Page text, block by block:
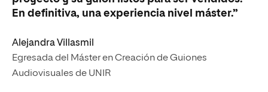
En definitiva, una experiencia nivel máster.”
Alejandra Villasmil
Egresada del Máster en Creación de Guiones
Audiovisuales de UNIR